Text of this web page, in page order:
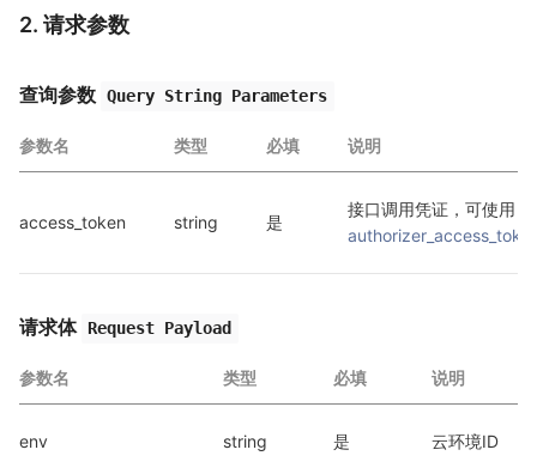
2. 请求参数
查询参数 Query String Parameters
参数名 类型 必填 说明
access_token string 是
请求体 Request Payload
参数名 类型 必填 说明
env string 是 云环境ID